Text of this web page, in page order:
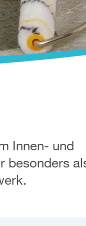
Innen- und
besonders